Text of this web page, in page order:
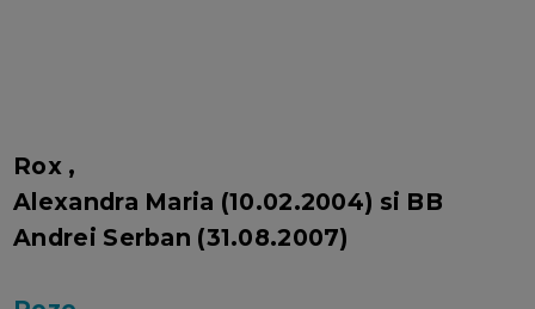
Rox ,
Alexandra Maria (10.02.2004) si BB
Andrei Serban (31.08.2007)